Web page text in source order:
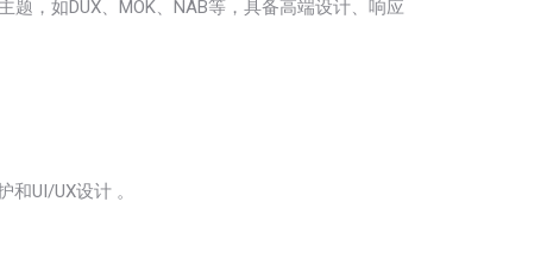
，如DUX、MOK、NAB等，具备高端设计、响应
UI/UX设计 。